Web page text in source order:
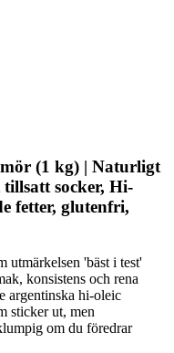
(1 kg) | Naturligt
socker, Hi-
fetter, glutenfri,
utmärkelsen 'bäst i test'
konsistens och rena
argentinska hi-oleic
sticker ut, men
om du föredrar